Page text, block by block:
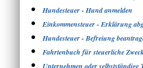
Hundesteuer - Hund anmelden
Einkommensteuer - Erklärung
Hundesteuer - Befreiung
Fahrtenbuch für steuerliche